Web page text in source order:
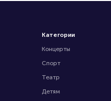
Категории
Концерты
Спорт
Театр
Детям